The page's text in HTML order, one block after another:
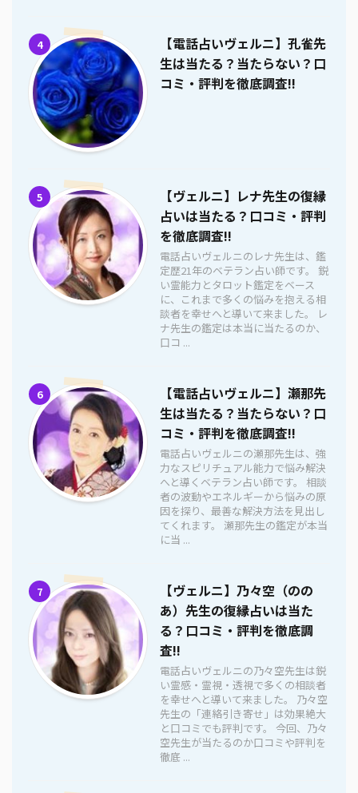
4
【電話占いヴェルニ】孔雀先
生は当たる？当たらない？口
コミ・評判を徹底調査!!
5
【ヴェルニ】レナ先生の復縁
占いは当たる？口コミ・評判
を徹底調査!!
電話占いヴェルニのレナ先生は、鑑
定歴21年のベテラン占い師です。 鋭
い霊能力とタロット鑑定をベース
に、これまで多くの悩みを抱える相
談者を幸せへと導いて来ました。 レ
ナ先生の鑑定は本当に当たるのか、
口コ ...
6
【電話占いヴェルニ】瀬那先
生は当たる？当たらない？口
コミ・評判を徹底調査!!
電話占いヴェルニの瀬那先生は、強
力なスピリチュアル能力で悩み解決
へと導くベテラン占い師です。 相談
者の波動やエネルギーから悩みの原
因を探り、最善な解決方法を見出し
てくれます。 瀬那先生の鑑定が本当
に当 ...
7
【ヴェルニ】乃々空（のの
あ）先生の復縁占いは当た
る？口コミ・評判を徹底調
査!!
電話占いヴェルニの乃々空先生は鋭
い霊感・霊視・透視で多くの相談者
を幸せへと導いて来ました。 乃々空
先生の「連絡引き寄せ」は効果絶大
と口コミでも評判です。 今回、乃々
空先生が当たるのか口コミや評判を
徹底 ...